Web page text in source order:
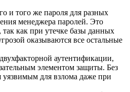
и того же пароля для разных
менеджера паролей. Это
как при утечке базы данных
оказываются все остальные
аутентификации,
элементом защиты. Без
уязвимым для взлома даже при